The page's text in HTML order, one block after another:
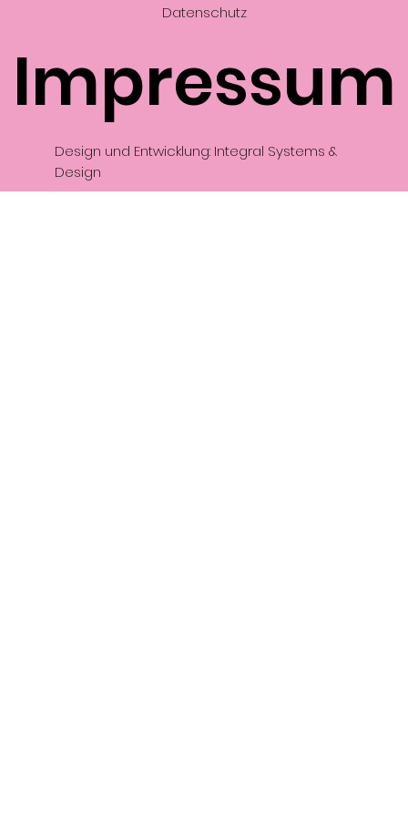
Design und Entwicklung: Integral Systems &
Design
Datenschutz
Impressum